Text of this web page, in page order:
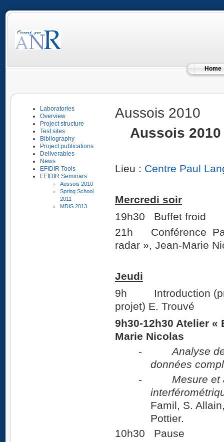
Home
Laboratories
Overview
Project structure
Test sites
Bibliography
Project publications
Deliverables
News
EFIDIR Tools
EFIDIR Seminars
Aussois 2010
Spring School
2011
MDIS 2013
Aussois 2010
Aussois 2010
Lieu : Centre Paul
Mercredi soir
19h30 Buffet froid
21h Conférence Part
radar », Jean-Marie
Jeudi
9h Introduction
projet) E. Trouvé
9h30-12h30 Atelier «
Marie Nicolas
-Analyse
données
- Mesure et
Famil, S.
Pottier.
10h30 Pause